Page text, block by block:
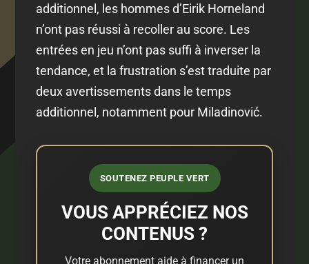
additionnel, les hommes d’Eirik Horneland
n’ont pas réussi à recoller au score. Les
entrées en jeu n’ont pas suffi à inverser la
tendance, et la frustration s’est traduite par
deux avertissements dans le temps
additionnel, notamment pour Miladinović.
SOUTENEZ PEUPLE VERT
VOUS APPRÉCIEZ NOS
CONTENUS ?
Votre abonnement aide à financer un